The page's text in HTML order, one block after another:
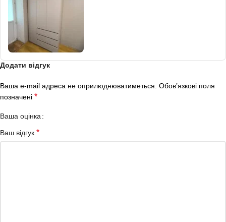
Додати відгук
Ваша e-mail адреса не оприлюднюватиметься. Обов’язкові поля
позначені *
Ваша оцінка
Ваш відгук *